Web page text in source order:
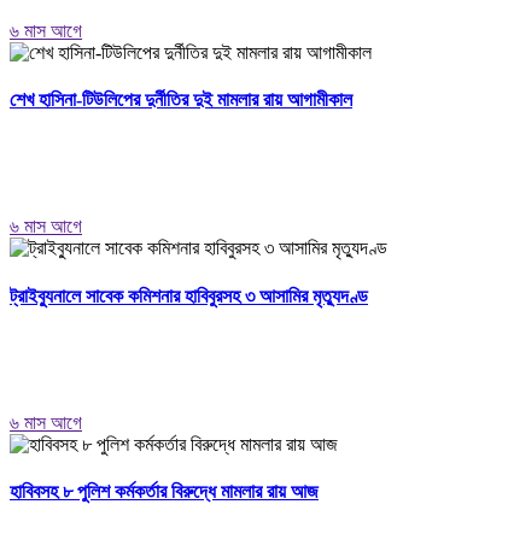
৬ মাস আগে
শেখ হাসিনা-টিউলিপের দুর্নীতির দুই মামলার রায় আগামীকাল
৬ মাস আগে
ট্রাইব্যুনালে সাবেক কমিশনার হাবিবুরসহ ৩ আসামির মৃত্যুদণ্ড
৬ মাস আগে
হাবিবসহ ৮ পুলিশ কর্মকর্তার বিরুদ্ধে মামলার রায় আজ